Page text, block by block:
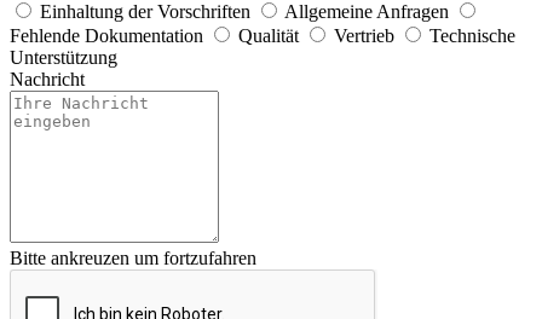
Einhaltung der Vorschriften
Allgemeine Anfragen
Fehlende Dokumentation
Qualität Vertrieb
Technische
Unterstützung
Nachricht
Bitte ankreuzen um fortzufahren